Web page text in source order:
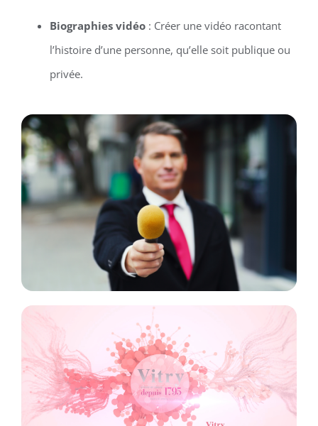
Biographies vidéo: Créer une vidéo racontant
l’histoire d’une personne, qu’elle soit publique ou
privée.